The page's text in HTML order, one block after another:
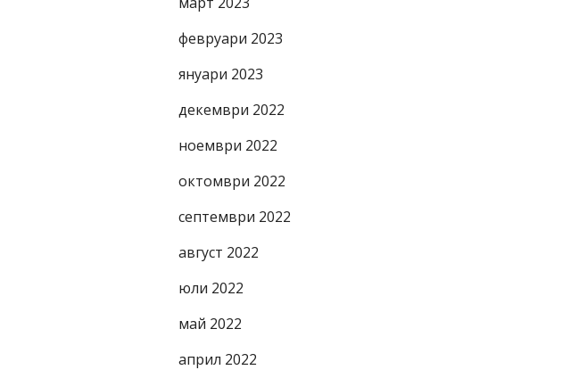
февруари 2023
януари 2023
декември 2022
ноември 2022
октомври 2022
септември 2022
август 2022
юли 2022
май 2022
април 2022